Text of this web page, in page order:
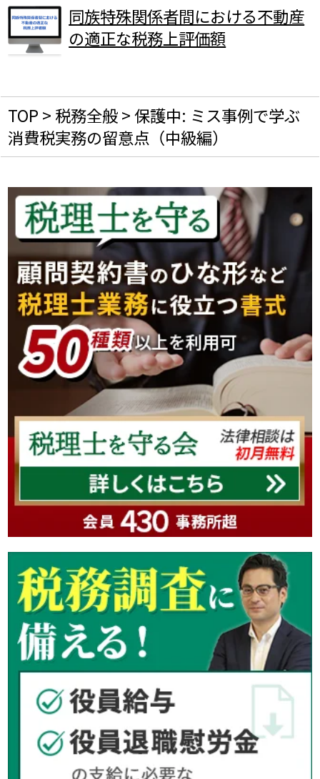
同族特殊関係者間における不動産
の適正な税務上評価額
TOP > 税務全般>保護中: ミス事例で学ぶ
消費税実務の留意点（中級編）